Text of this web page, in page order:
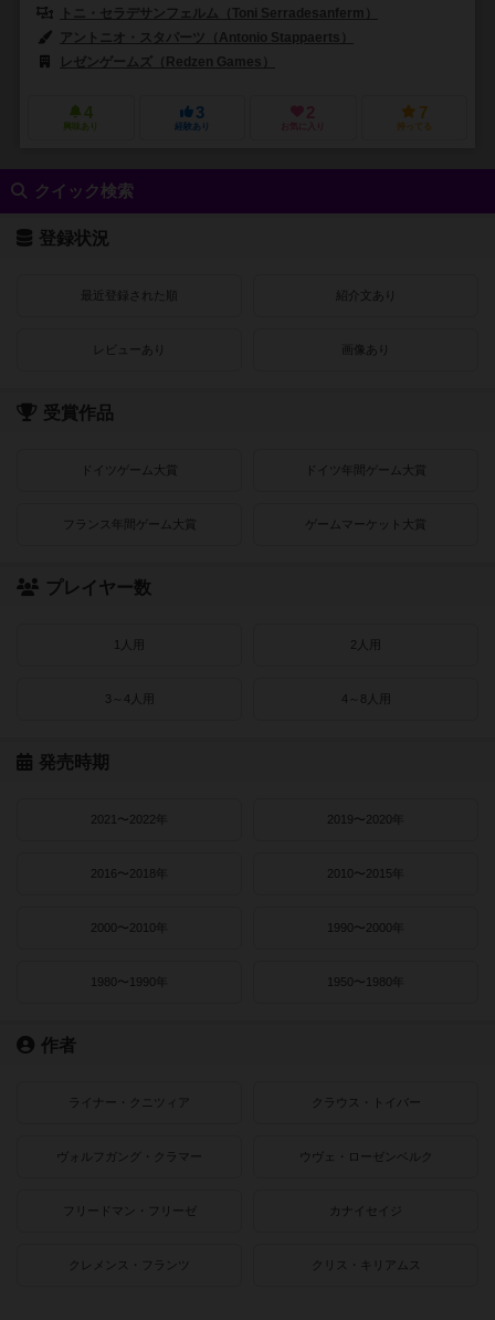
トニ・セラデサンフェルム（Toni Serradesanferm）
アントニオ・スタパーツ（Antonio Stappaerts）
レゼンゲームズ（Redzen Games）
4
興味あり
3
経験あり
2
お気に入り
7
持ってる
クイック検索
登録状況
最近登録された順 紹介文あり
レビューあり 画像あり
受賞作品
ドイツゲーム大賞 ドイツ年間ゲーム大賞
フランス年間ゲーム大賞 ゲームマーケット大賞
プレイヤー数
1人用 2人用
3～4人用 4～8人用
発売時期
2021〜2022年 2019〜2020年
2016〜2018年 2010〜2015年
2000〜2010年 1990〜2000年
1980〜1990年 1950〜1980年
作者
ライナー・クニツィア クラウス・トイバー
ヴォルフガング・クラマー ウヴェ・ローゼンベルク
フリードマン・フリーゼ カナイセイジ
クレメンス・フランツ クリス・キリアムス